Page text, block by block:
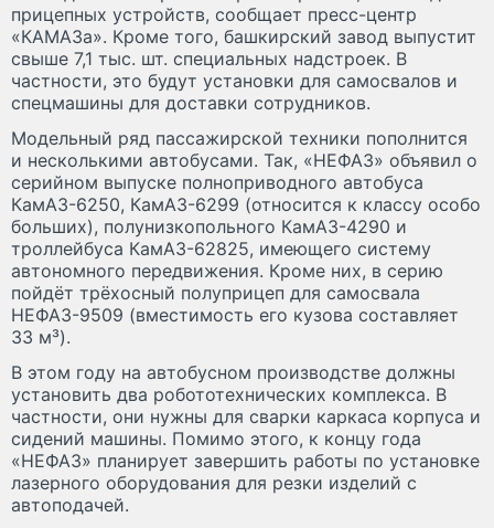
прицепных устройств, сообщает пресс-центр
«КАМАЗа». Кроме того, башкирский завод выпустит
свыше 7,1 тыс. шт. специальных надстроек. В
частности, это будут установки для самосвалов и
спецмашины для доставки сотрудников.
Модельный ряд пассажирской техники пополнится
и несколькими автобусами. Так, «НЕФАЗ» объявил о
серийном выпуске полноприводного автобуса
КамАЗ-6250, КамАЗ-6299 (относится к классу особо
больших), полунизкопольного КамАЗ-4290 и
троллейбуса КамАЗ-62825, имеющего систему
автономного передвижения. Кроме них, в серию
пойдёт трёхосный полуприцеп для самосвала
НЕФАЗ-9509 (вместимость его кузова составляет
33 м³).
В этом году на автобусном производстве должны
установить два робототехнических комплекса. В
частности, они нужны для сварки каркаса корпуса и
сидений машины. Помимо этого, к концу года
«НЕФАЗ» планирует завершить работы по установке
лазерного оборудования для резки изделий с
автоподачей.